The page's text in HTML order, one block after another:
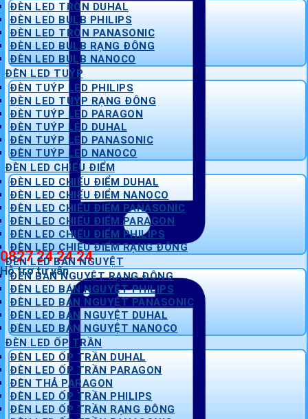
0827 24 24 24
Hỗ trợ tư vấn
ĐÈN LED TRÒN DUHAL
ĐÈN LED BULB PHILIPS
ĐÈN LED TRÒN PANASONIC
ĐÈN LED BULB RẠNG ĐÔNG
ĐÈN LED BULB NANOCO
ĐÈN LED TUÝP
ĐÈN TUÝP LED PHILIPS
ĐÈN LED TUÝP RẠNG ĐÔNG
ĐÈN TUÝP LED PARAGON
ĐÈN TUÝP LED DUHAL
ĐÈN TUÝP LED PANASONIC
ĐÈN TUÝP LED NANOCO
ĐÈN LED CHIẾU ĐIỂM
ĐÈN LED CHIẾU ĐIỂM DUHAL
ĐÈN LED CHIẾU ĐIỂM NANOCO
ĐÈN LED CHIẾU ĐIỂM PANASONIC
ĐÈN LED CHIẾU ĐIỂM PARAGON
ĐÈN LED CHIẾU ĐIỂM PHILIPS
ĐÈN LED CHIẾU ĐIỂM RẠNG ĐÔNG
ĐÈN LED BÁN NGUYỆT
ĐÈN BÁN NGUYỆT RẠNG ĐÔNG
ĐÈN LED BÁN NGUYỆT PHILIPS
ĐÈN LED BÁN NGUYỆT PANASONIC
ĐÈN LED BÁN NGUYỆT DUHAL
ĐÈN LED BÁN NGUYỆT NANOCO
ĐÈN LED ỐP TRẦN
ĐÈN LED ỐP TRẦN DUHAL
ĐÈN LED ỐP TRẦN PARAGON
ĐÈN THẢ PARAGON
ĐÈN LED ỐP TRẦN PHILIPS
ĐÈN LED ỐP TRẦN RẠNG ĐÔNG